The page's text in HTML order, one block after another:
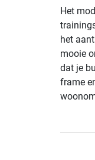
Het
het
mooie
dat je
frame